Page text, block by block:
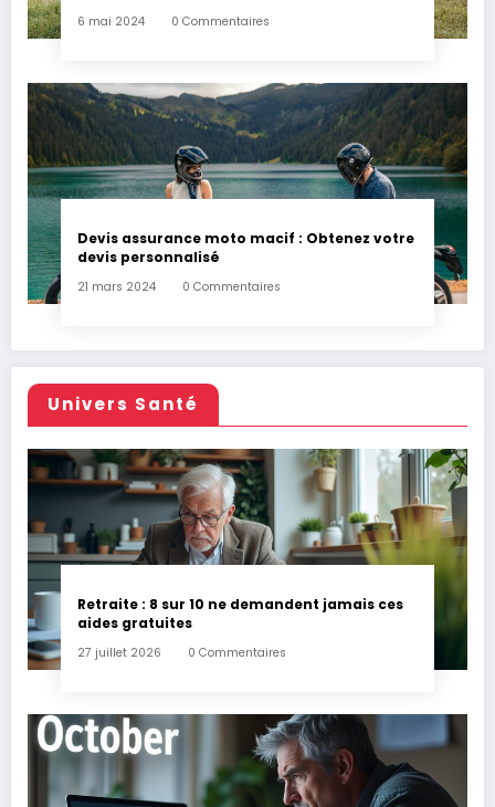
6 mai 2024 0 Commentaires
Devis assurance moto macif : Obtenez votre
devis personnalisé
21 mars 2024 0 Commentaires
Univers Santé
Retraite : 8 sur 10 ne demandent jamais ces
aides gratuites
27 juillet 2026 0 Commentaires